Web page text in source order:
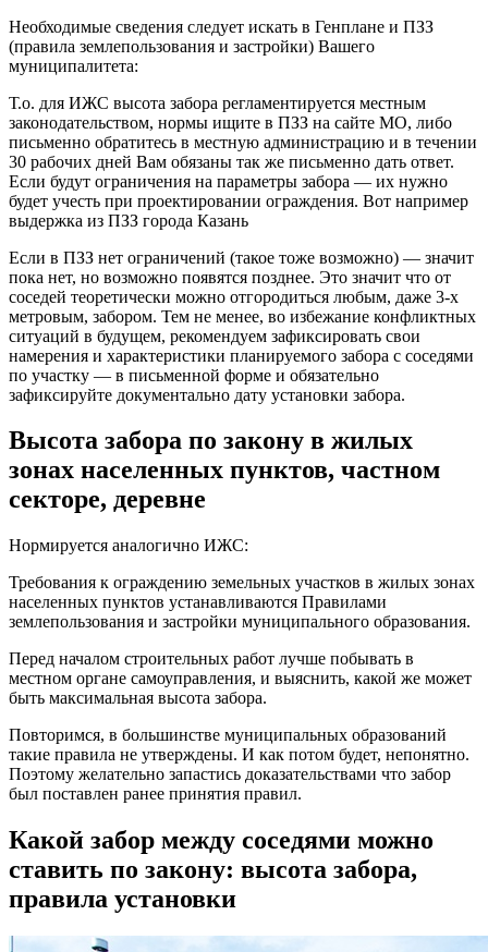
Необходимые сведения следует искать в Генплане и ПЗЗ
(правила землепользования и застройки) Вашего
муниципалитета:
Т.о. для ИЖС высота забора регламентируется местным
законодательством, нормы ищите в ПЗЗ на сайте МО, либо
письменно обратитесь в местную администрацию и в течении
30 рабочих дней Вам обязаны так же письменно дать ответ.
Если будут ограничения на параметры забора — их нужно
будет учесть при проектировании ограждения. Вот например
выдержка из ПЗЗ города Казань
Если в ПЗЗ нет ограничений (такое тоже возможно) — значит
пока нет, но возможно появятся позднее. Это значит что от
соседей теоретически можно отгородиться любым, даже 3-х
метровым, забором. Тем не менее, во избежание конфликтных
ситуаций в будущем, рекомендуем зафиксировать свои
намерения и характеристики планируемого забора с соседями
по участку — в письменной форме и обязательно
зафиксируйте документально дату установки забора.
Высота забора по закону в жилых
зонах населенных пунктов, частном
секторе, деревне
Нормируется аналогично ИЖС:
Требования к ограждению земельных участков в жилых зонах
населенных пунктов устанавливаются Правилами
землепользования и застройки муниципального образования.
Перед началом строительных работ лучше побывать в
местном органе самоуправления, и выяснить, какой же может
быть максимальная высота забора.
Повторимся, в большинстве муниципальных образований
такие правила не утверждены. И как потом будет, непонятно.
Поэтому желательно запастись доказательствами что забор
был поставлен ранее принятия правил.
Какой забор между соседями можно
ставить по закону: высота забора,
правила установки